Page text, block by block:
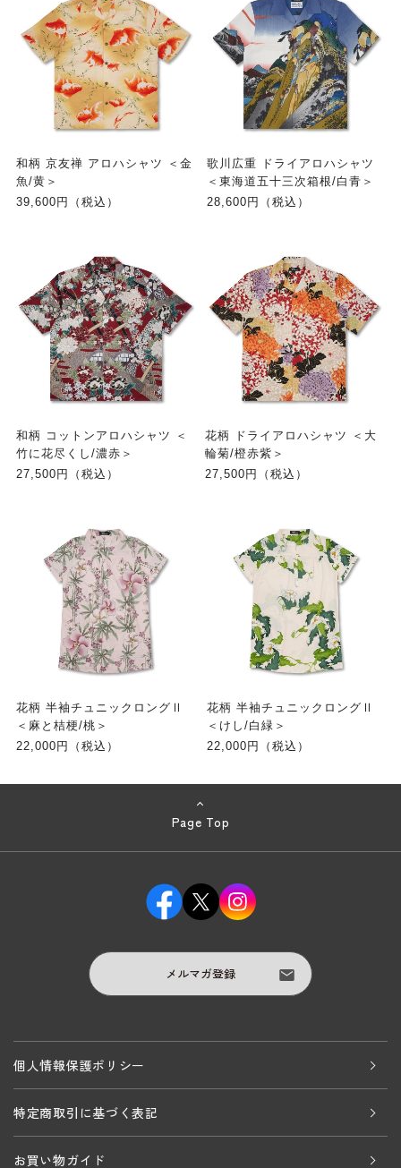
和柄 京友禅 アロハシャツ ＜金
魚/黄＞
39,600円（税込）
歌川広重 ドライアロハシャツ
＜東海道五十三次箱根/白青＞
28,600円（税込）
和柄 コットンアロハシャツ ＜
竹に花尽くし/濃赤＞
27,500円（税込）
花柄 ドライアロハシャツ ＜大
輪菊/橙赤紫＞
27,500円（税込）
花柄 半袖チュニックロングⅡ
＜麻と桔梗/桃＞
22,000円（税込）
花柄 半袖チュニックロングⅡ
＜けし/白緑＞
22,000円（税込）
Page Top
メルマガ登録
個人情報保護ポリシー
特定商取引に基づく表記
お買い物ガイド